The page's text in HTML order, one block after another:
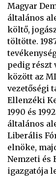
Magyar
általános
költő,
töltötte.
pedig részt
között az
vezetőségi
Ellenzéki
1990 és
általános
Liberális
elnöke,
Nemzeti és
igazgatója